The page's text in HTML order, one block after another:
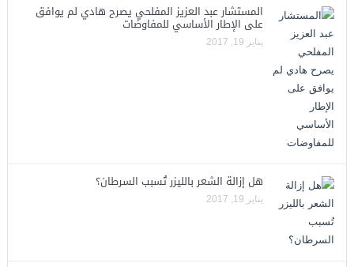
المستشار عبد العزيز المفلحي يصرح هادي لم يوافق
على الإطار الأساسي للمفاوضات
يناير 19, 2017
هل إزالة الشعر بالليزر تُسبب السرطان؟
يناير 19, 2017